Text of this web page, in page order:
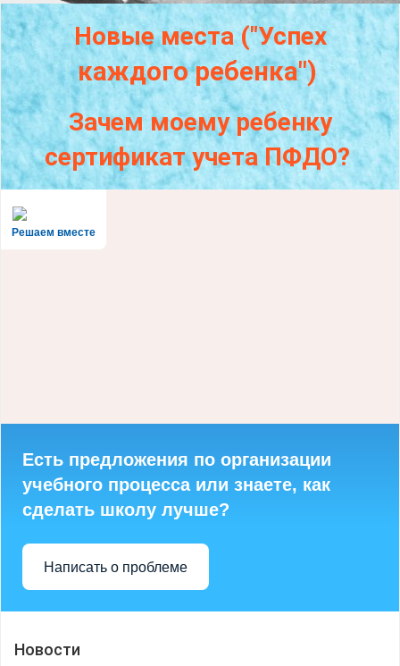
Новые места ("Успех
каждогоребенка")
Зачем моему ребенку
сертификат учета ПФДО?
Решаем вместе
Есть предложения по организации
учебного процесса или знаете, как
сделать школу лучше?
Написать о проблеме
Новости